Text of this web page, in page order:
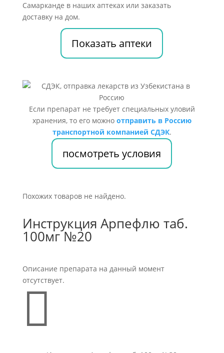
Самарканде в наших аптеках или заказать
доставку на дом.
Показать аптеки
Если препарат не требует специальных уловий
хранения, то его можно отправить в Россию
транспортной компанией СДЭК.
посмотреть условия
Похожих товаров не найдено.
Инструкция Арпефлю таб.
100мг №20
Описание препарата на данный момент
отсутствует.
